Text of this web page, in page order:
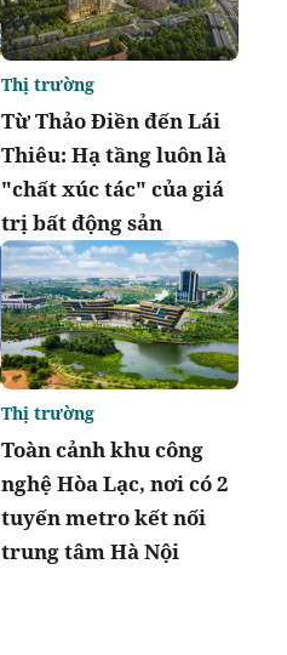
Từ Thảo Điền đến Lái
Thiêu: Hạ tầng luôn là
"chất xúc tác" của giá
trị bất động sản
Thị trường
Toàn cảnh khu công
nghệ Hòa Lạc, nơi có 2
tuyến metro kết nối
trung tâm Hà Nội
Thị trường